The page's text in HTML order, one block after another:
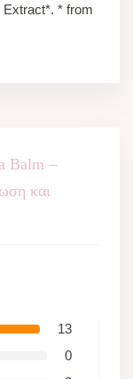
Extract*. * from
Balm –
και
13
0